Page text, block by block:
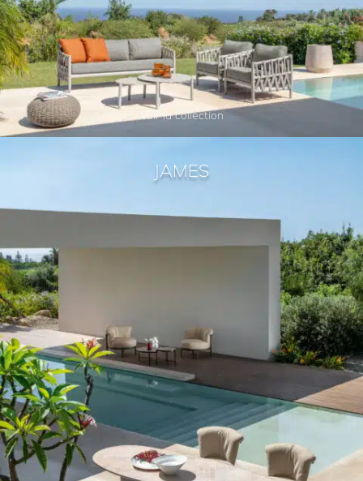
Voir la collection
JAMES